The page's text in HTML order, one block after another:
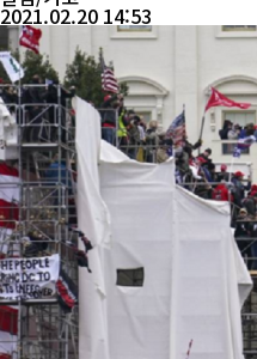
2021.02.20 14:53